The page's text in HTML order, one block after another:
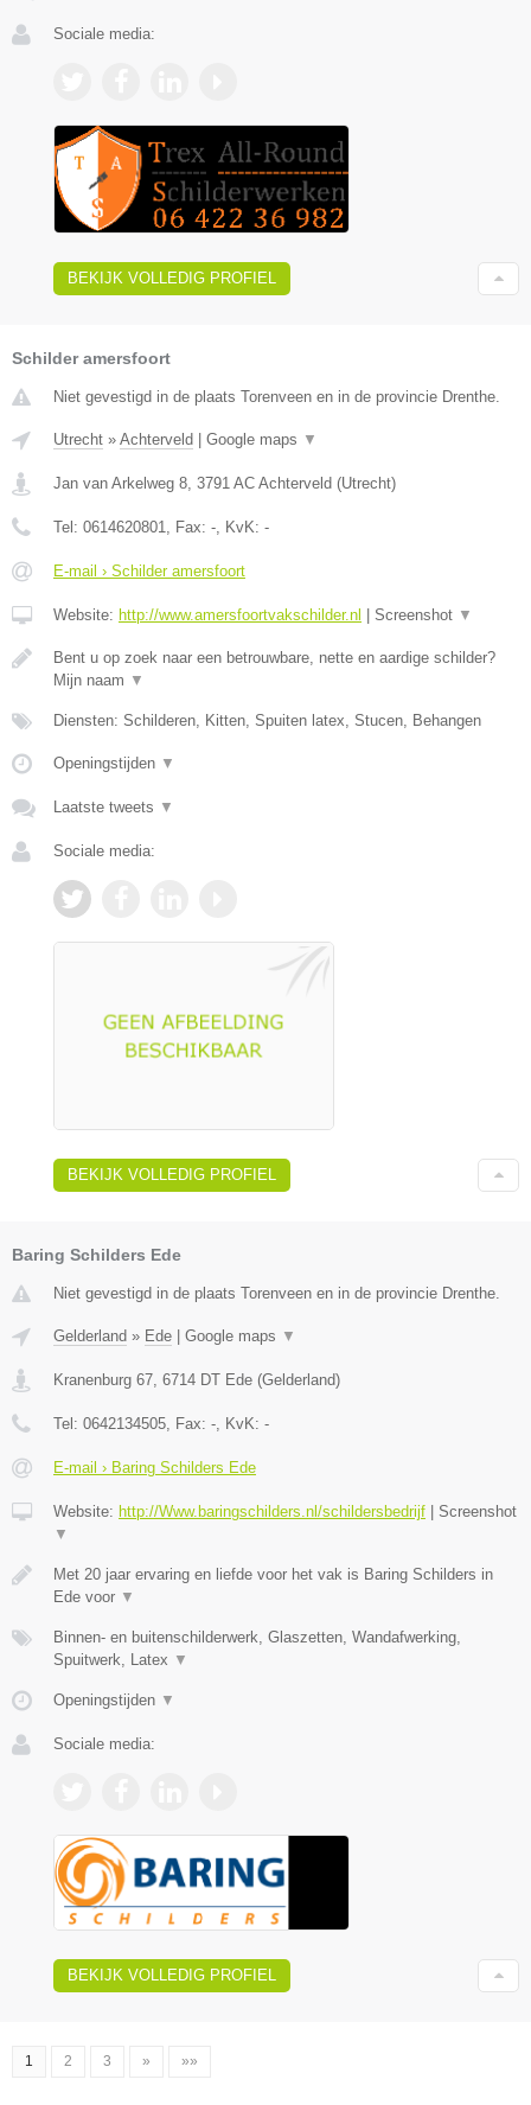
Sociale media:
BEKIJK VOLLEDIG PROFIEL
Schilder amersfoort
Niet gevestigd in de plaats Torenveen en in de provincie Drenthe.
Utrecht » Achterveld Google maps ▼
Jan van Arkelweg 8, 3791 AC Achterveld (Utrecht)
Tel: 0614620801, Fax: -, KvK: -
E-mail › Schilder amersfoort
Website: http://www.amersfoortvakschilder.nl Screenshot ▼
Bent u op zoek naar een betrouwbare, nette en aardige schilder?
Mijn naam ▼
Diensten: Schilderen, Kitten, Spuiten latex, Stucen, Behangen
Openingstijden ▼
Laatste tweets ▼
Sociale media:
BEKIJK VOLLEDIG PROFIEL
Baring Schilders Ede
Niet gevestigd in de plaats Torenveen en in de provincie Drenthe.
Gelderland » Ede Google maps ▼
Kranenburg 67 6714 DT Ede (Gelderland)
Tel: 0642134505 , Fax: - , KvK: -
E-mail › Baring Schilders Ede
Website: http://Www.baringschilders.nl/schildersbedrijf
Screenshot
▼
Met 20 jaar ervaring en liefde voor het vak is Baring Schilders in
Ede voor ▼
Binnen- en buitenschilderwerk, Glaszetten, Wandafwerking,
Spuitwerk, Latex ▼
Openingstijden ▼
Sociale media:
BEKIJK VOLLEDIG PROFIEL
1 2 3 » »»